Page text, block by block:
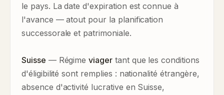
le pays. La date d'expiration est connue à
l'avance — atout pour la planification
successorale et patrimoniale.
Suisse — Régimeviagertant que les conditions
d'éligibilité sont remplies : nationalité étrangère,
absence d'activité lucrative en Suisse,